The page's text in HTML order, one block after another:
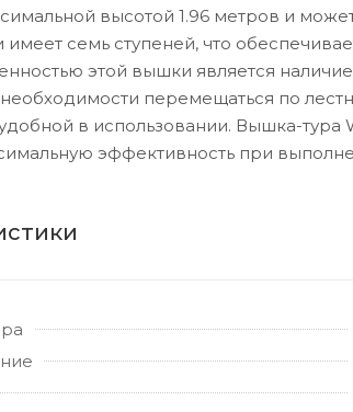
высотой 1.96 метров и
имеет семь ступеней, что
этой вышки является
перемещаться по
в использовании. Вышка-тура
эффективность при